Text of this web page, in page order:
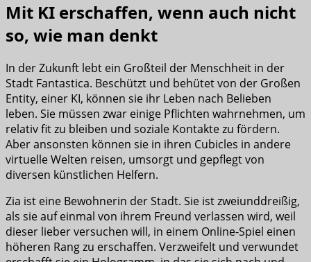
Mit KI erschaffen, wenn auch nicht
so, wie man denkt
In der Zukunft lebt ein Großteil der Menschheit in der
Stadt Fantastica. Beschützt und behütet von der Großen
Entity, einer KI, können sie ihr Leben nach Belieben
leben. Sie müssen zwar einige Pflichten wahrnehmen, um
relativ fit zu bleiben und soziale Kontakte zu fördern.
Aber ansonsten können sie in ihren Cubicles in andere
virtuelle Welten reisen, umsorgt und gepflegt von
diversen künstlichen Helfern.
Zia ist eine Bewohnerin der Stadt. Sie ist zweiunddreißig,
als sie auf einmal von ihrem Freund verlassen wird, weil
dieser lieber versuchen will, in einem Online-Spiel einen
höheren Rang zu erschaffen. Verzweifelt und verwundet